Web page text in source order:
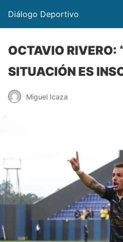
Diálogo Deportivo
OCTAVIO RIVERO:
SITUACIÓN ES
Miguel Icaza